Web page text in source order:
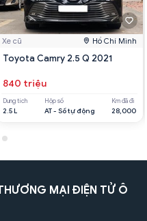
Xe cũ Hồ Chí Minh
Toyota Camry 2.5 Q 2021
840 triệu
Dung tích
2.5 L
Hộp số
AT - Số tự động
Km đã đi
28,000
MẠI ĐIỆN TỬ Ô